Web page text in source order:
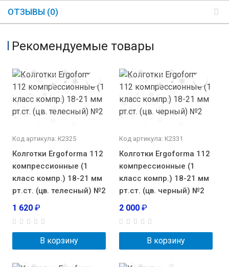
ОТЗЫВЫ (0)
Рекомендуемые товары
Код артикула: К2325
Колготки Ergoforma 112
компрессионные (1
класс компр.) 18-21 мм
рт.ст. (цв. телесный) №2
1 620 ₽
В корзину
Код артикула: К2331
Колготки Ergoforma 112
компрессионные (1
класс компр.) 18-21 мм
рт.ст. (цв. черный) №2
2 000 ₽
В корзину